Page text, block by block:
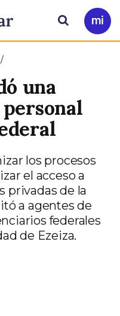
Ir
a
Buscar
una
los procesos
el acceso a
privadas de la
a agentes de
federales
de Ezeiza.